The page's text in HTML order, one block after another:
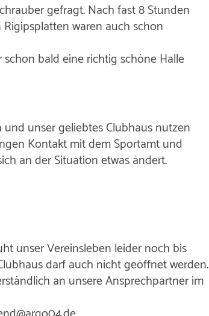
gefragt. Nach fast 8 Stunden
waren auch schon
bald eine richtig schöne Halle
unser geliebtes Clubhaus nutzen
Kontakt mit dem Sportamt und
an der Situation etwas ändert.
unser Vereinsleben leider noch bis
darf auch nicht geöffnet werden.
an unsere Ansprechpartner im